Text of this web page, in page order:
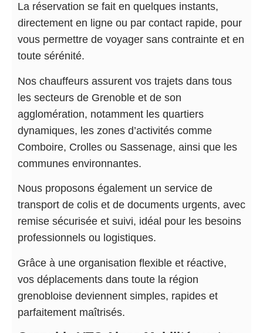
La réservation se fait en quelques instants,
directement en ligne ou par contact rapide, pour
vous permettre de voyager sans contrainte et en
toute sérénité.
Nos chauffeurs assurent vos trajets dans tous
les secteurs de Grenoble et de son
agglomération, notamment les quartiers
dynamiques, les zones d’activités comme
Comboire, Crolles ou Sassenage, ainsi que les
communes environnantes.
Nous proposons également un service de
transport de colis et de documents urgents, avec
remise sécurisée et suivi, idéal pour les besoins
professionnels ou logistiques.
Grâce à une organisation flexible et réactive,
vos déplacements dans toute la région
grenobloise deviennent simples, rapides et
parfaitement maîtrisés.